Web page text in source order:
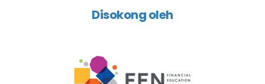
Disokong oleh